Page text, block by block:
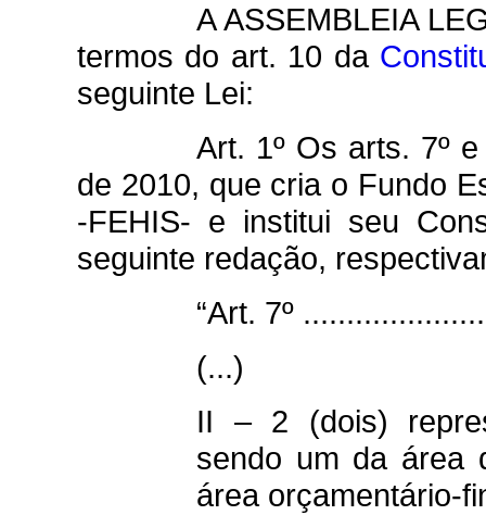
A ASSEMBLEIA
termos do art. 10 da
seguinte Lei:
Art. 1º Os arts. 7º
de 2010, que cria o Fundo
-FEHIS- e institui seu
seguinte redação,
“Art. 7º
(...)
II – 2 (dois)
sendo um da área
área orçamentário-